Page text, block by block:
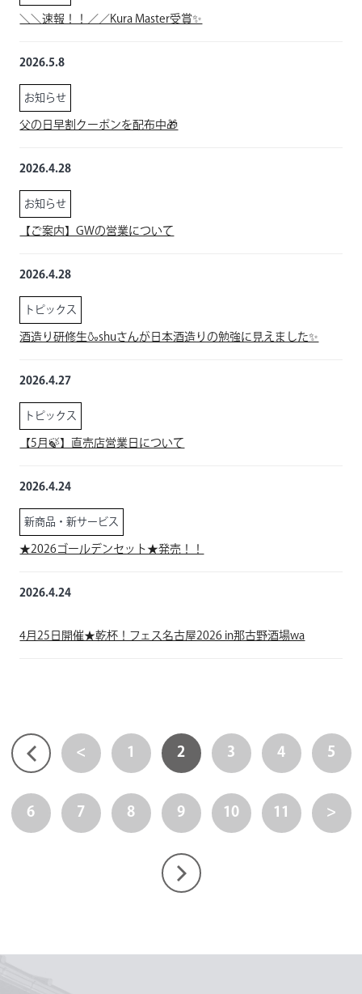
＼＼速報！！／／Kura Master受賞✨
2026.5.8
お知らせ
父の日早割クーポンを配布中🎁
2026.4.28
お知らせ
【ご案内】GWの営業について
2026.4.28
トピックス
酒造り研修生🍶shuさんが日本酒造りの勉強に見えました✨
2026.4.27
トピックス
【5月🍃】直売店営業日について
2026.4.24
新商品・新サービス
★2026ゴールデンセット★発売！！
2026.4.24
4月25日開催★乾杯！フェス名古屋2026 in那古野酒場wa
< 1 2 3 4 5
6 7 8 9 10 11 >